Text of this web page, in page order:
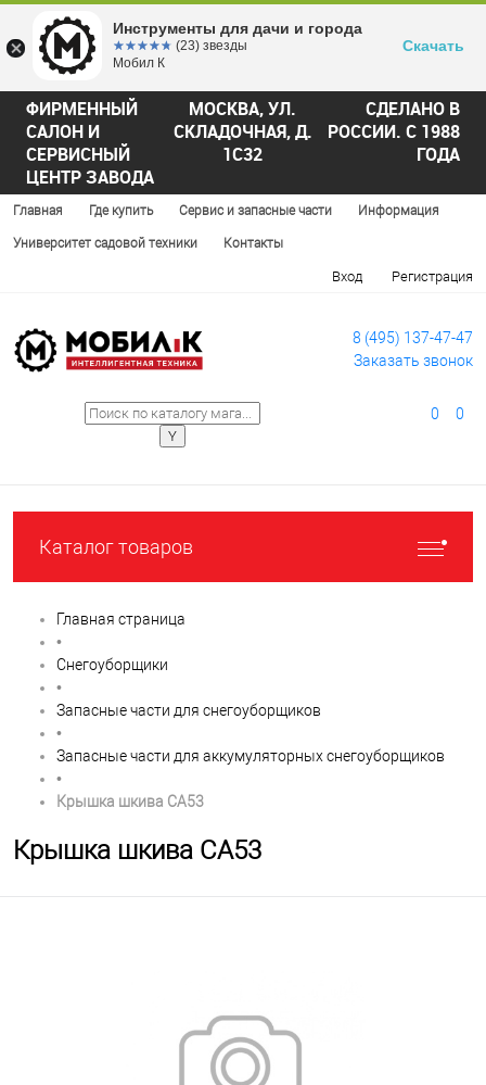
ФИРМЕННЫЙ
САЛОН И
СЕРВИСНЫЙ
ЦЕНТР ЗАВОДА
МОСКВА, УЛ.
СКЛАДОЧНАЯ, Д.
1С32
СДЕЛАНО В
РОССИИ. С 1988
ГОДА
Главная Где купить Сервис и запасные части Информация
Университет садовой техники Контакты
Вход Регистрация
8 (495) 137-47-47
Заказать звонок
0 0
Каталог товаров
Главная страница
•
Снегоуборщики
•
Запасные части для снегоуборщиков
•
Запасные части для аккумуляторных снегоуборщиков
•
Крышка шкива CA53
Крышка шкива CA53
Инструменты для дачи и города
☆☆☆☆☆
★★★★★ (23) звезды
Мобил К
Скачать